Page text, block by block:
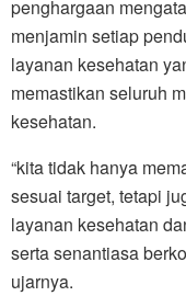
penghargaan
menjamin setiap
layanan kesehatan
memastikan seluruh
kesehatan.
“kita tidak hanya
sesuai target, tetapi
layanan kesehatan
serta senantiasa
ujarnya.